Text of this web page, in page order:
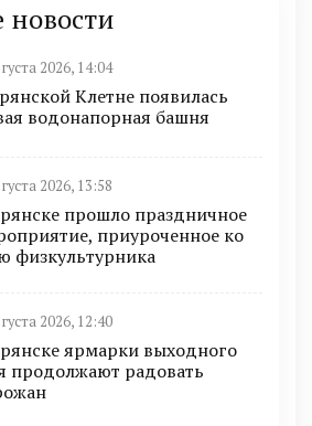
новости
2026, 14:04
Клетне появилась
водонапорная башня
2026, 13:58
прошло праздничное
приуроченное ко
физкультурника
2026, 12:40
ярмарки выходного
продолжают радовать